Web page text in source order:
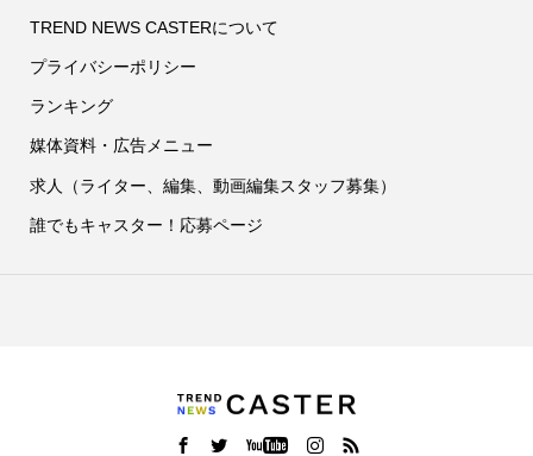
TREND NEWS CASTERについて
プライバシーポリシー
ランキング
媒体資料・広告メニュー
求人（ライター、編集、動画編集スタッフ募集）
誰でもキャスター！応募ページ